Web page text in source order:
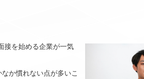
接を始める企業が一気
か慣れない点が多いこ